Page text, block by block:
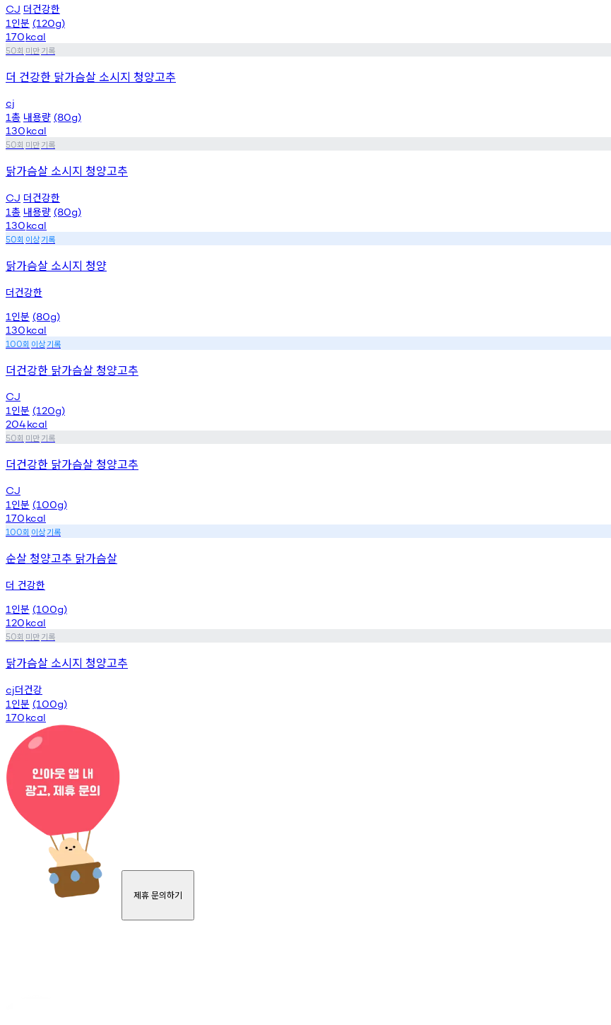
CJ 더건강한
1 인분 (120g)
170kcal
50회 미만기록
더 건강한 닭가슴살 소시지 청양고추
cj
1총 내용량 (80g)
130kcal
50회 미만기록
닭가슴살 소시지 청양고추
CJ 더건강한
1총 내용량 (80g)
130kcal
50회 이상기록
닭가슴살 소시지 청양
더건강한
1 인분 (80g)
130kcal
100회 이상기록
더건강한 닭가슴살 청양고추
CJ
1 인분 (120g)
204kcal
50회 미만기록
더건강한 닭가슴살 청양고추
CJ
1 인분 (100g)
170kcal
100회 이상기록
순살 청양고추 닭가슴살
더 건강한
1 인분 (100g)
120kcal
50회 미만기록
닭가슴살 소시지 청양고추
cj더건강
1 인분 (100g)
170kcal
제휴 문의하기